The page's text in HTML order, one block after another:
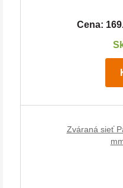
Cena:
Zváraná sieť